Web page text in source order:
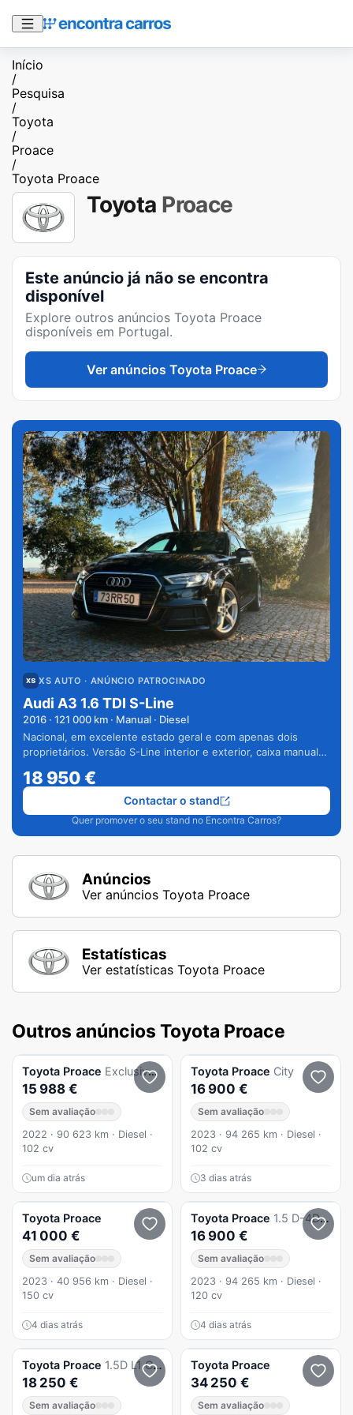
Início
/
Pesquisa
/
Toyota
/
Proace
/
Toyota Proace
Toyota Proace
Este anúncio já não se encontra
disponível
Explore outros anúncios Toyota Proace
disponíveis em Portugal.
Ver anúncios Toyota Proace
XS AUTO · ANÚNCIO PATROCINADO
Audi A3 1.6 TDI S-Line
2016 · 121 000 km · Manual · Diesel
Nacional, em excelente estado geral e com apenas dois
proprietários. Versão S-Line interior e exterior, caixa manual
18 950€
Quer promover o seu stand no Encontra Carros?
Contactar o stand
Anúncios
Ver anúncios Toyota Proace
Estatísticas
Ver estatísticas Toyota Proace
Outros anúncios Toyota Proace
Toyota Proace Exclusive L1 1.5D
15 988 €
Sem avaliação
2022 · 90 623 km · Diesel ·
102 cv
um dia atrás
Toyota Proace City
16 900 €
Sem avaliação
2023 · 94 265 km · Diesel ·
102 cv
3 dias atrás
Toyota Proace
41 000 €
Sem avaliação
2023 · 40 956 km · Diesel ·
150 cv
4 dias atrás
Toyota Proace 1.5 D-4D L0
16 900 €
Sem avaliação
2023 · 94 265 km · Diesel ·
120 cv
4 dias atrás
Toyota Proace 1.5D L1 Comfort
18 250 €
Sem avaliação
Toyota Proace
34 250 €
Sem avaliação